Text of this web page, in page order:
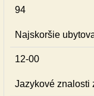
94
Najskoršie
12-00
Jazykové znalosti